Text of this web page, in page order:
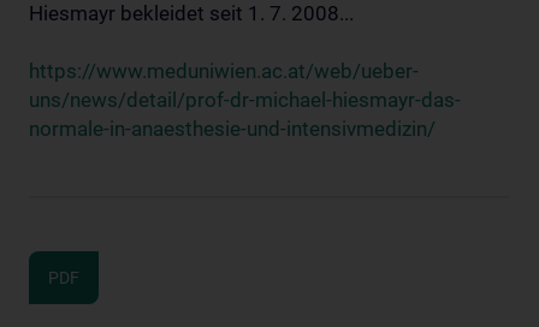
Hiesmayr bekleidet seit 1. 7. 2008...
https://www.meduniwien.ac.at/web/ueber-
uns/news/detail/prof-dr-michael-hiesmayr-das-
normale-in-anaesthesie-und-intensivmedizin/
PDF